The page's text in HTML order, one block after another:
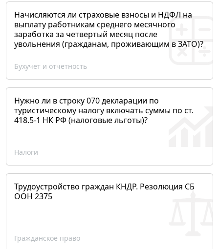
Начисляются ли страховые взносы и НДФЛ на
выплату работникам среднего месячного
заработка за четвертый месяц после
увольнения (гражданам, проживающим в ЗАТО)?
Бухучет и отчетность
Нужно ли в строку 070 декларации по
туристическому налогу включать суммы по ст.
418.5-1 НК РФ (налоговые льготы)?
Налоги
Трудоустройство граждан КНДР. Резолюция СБ
ООН 2375
Гражданское право